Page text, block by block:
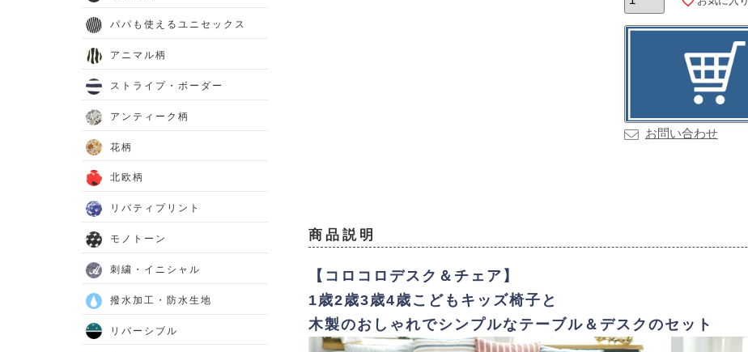
お問い合わせ
商品説明
【コロコロデスク＆チェア】
1歳2歳3歳4歳こどもキッズ椅子と
木製のおしゃれでシンプルなテーブル＆デスクのセット
パパも使えるユニセックス
アニマル柄
ストライプ・ボーダー
アンティーク柄
花柄
北欧柄
リバティプリント
モノトーン
刺繍・イニシャル
撥水加工・防水生地
リバーシブル